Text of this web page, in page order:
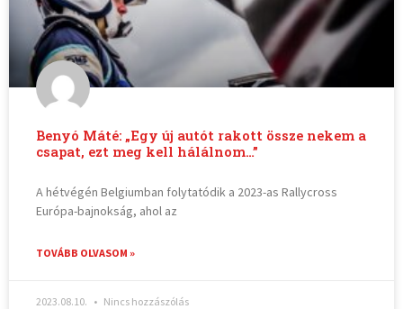
Benyó Máté: „Egy új autót rakott össze nekem a
csapat, ezt meg kell hálálnom…”
A hétvégén Belgiumban folytatódik a 2023-as Rallycross
Európa-bajnokság, ahol az
TOVÁBB OLVASOM »
2023.08.10. Nincs hozzászólás